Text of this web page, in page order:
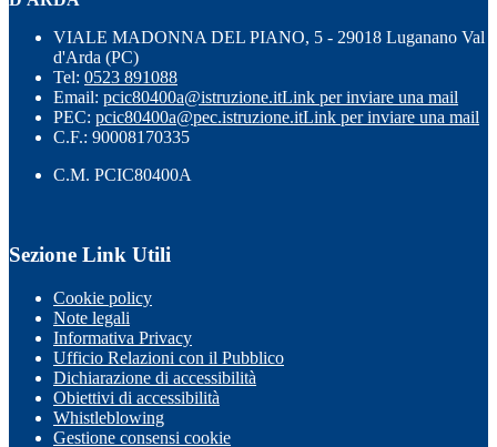
VIALE MADONNA DEL PIANO, 5 - 29018 Luganano Val
d'Arda (PC)
Tel: 0523 891088
Email: pcic80400a@istruzione.itLink per inviare una mail
PEC: pcic80400a@pec.istruzione.itLink per inviare una mail
C.F.: 90008170335
C.M. PCIC80400A
Sezione Link Utili
Cookie policy
Note legali
Informativa Privacy
Ufficio Relazioni con il Pubblico
Dichiarazione di accessibilità
Obiettivi di accessibilità
Whistleblowing
Gestione consensi cookie